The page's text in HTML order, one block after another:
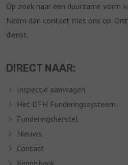
Op zoek naar een duurzame vorm
Neem dan contact met ons op.
dienst.
DIRECT NAAR:
Inspectie aanvragen
Het DFH Funderingssysteem
Funderingsherstel
Nieuws
Contact
Kennisbank